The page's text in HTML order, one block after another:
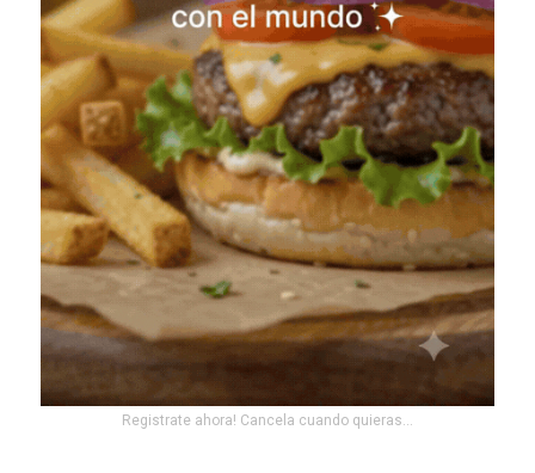
Registrate ahora! Cancela cuando quieras...